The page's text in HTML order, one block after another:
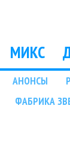
МИКС
АНОНСЫ
ФАБРИКА